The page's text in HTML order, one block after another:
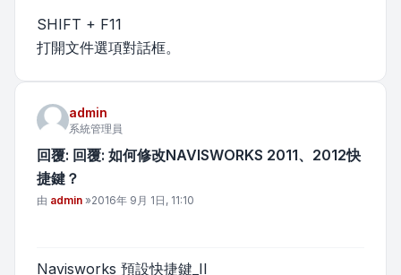
SHIFT + F11
打開文件選項對話框。
admin
系統管理員
回覆: 回覆: 如何修改NAVISWORKS 2011、2012快
捷鍵？
文章
由 admin »2016年 9月 1日, 11:10
Navisworks 預設快捷鍵_II